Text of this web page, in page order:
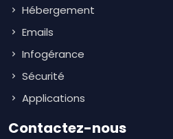
Hébergement
Emails
Infogérance
Sécurité
Applications
Contactez-nous